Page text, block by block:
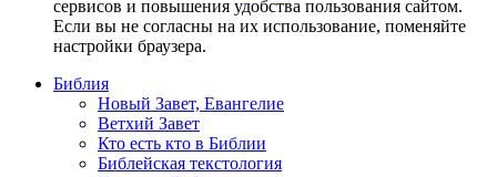
сервисов и повышения удобства пользования сайтом.
Если вы не согласны на их использование, поменяйте
настройки браузера.
Библия
Новый Завет, Евангелие
Ветхий Завет
Кто есть кто в Библии
Библейская текстология